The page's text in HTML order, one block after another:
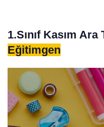
1.Sınıf Kasım
Eğitimgen